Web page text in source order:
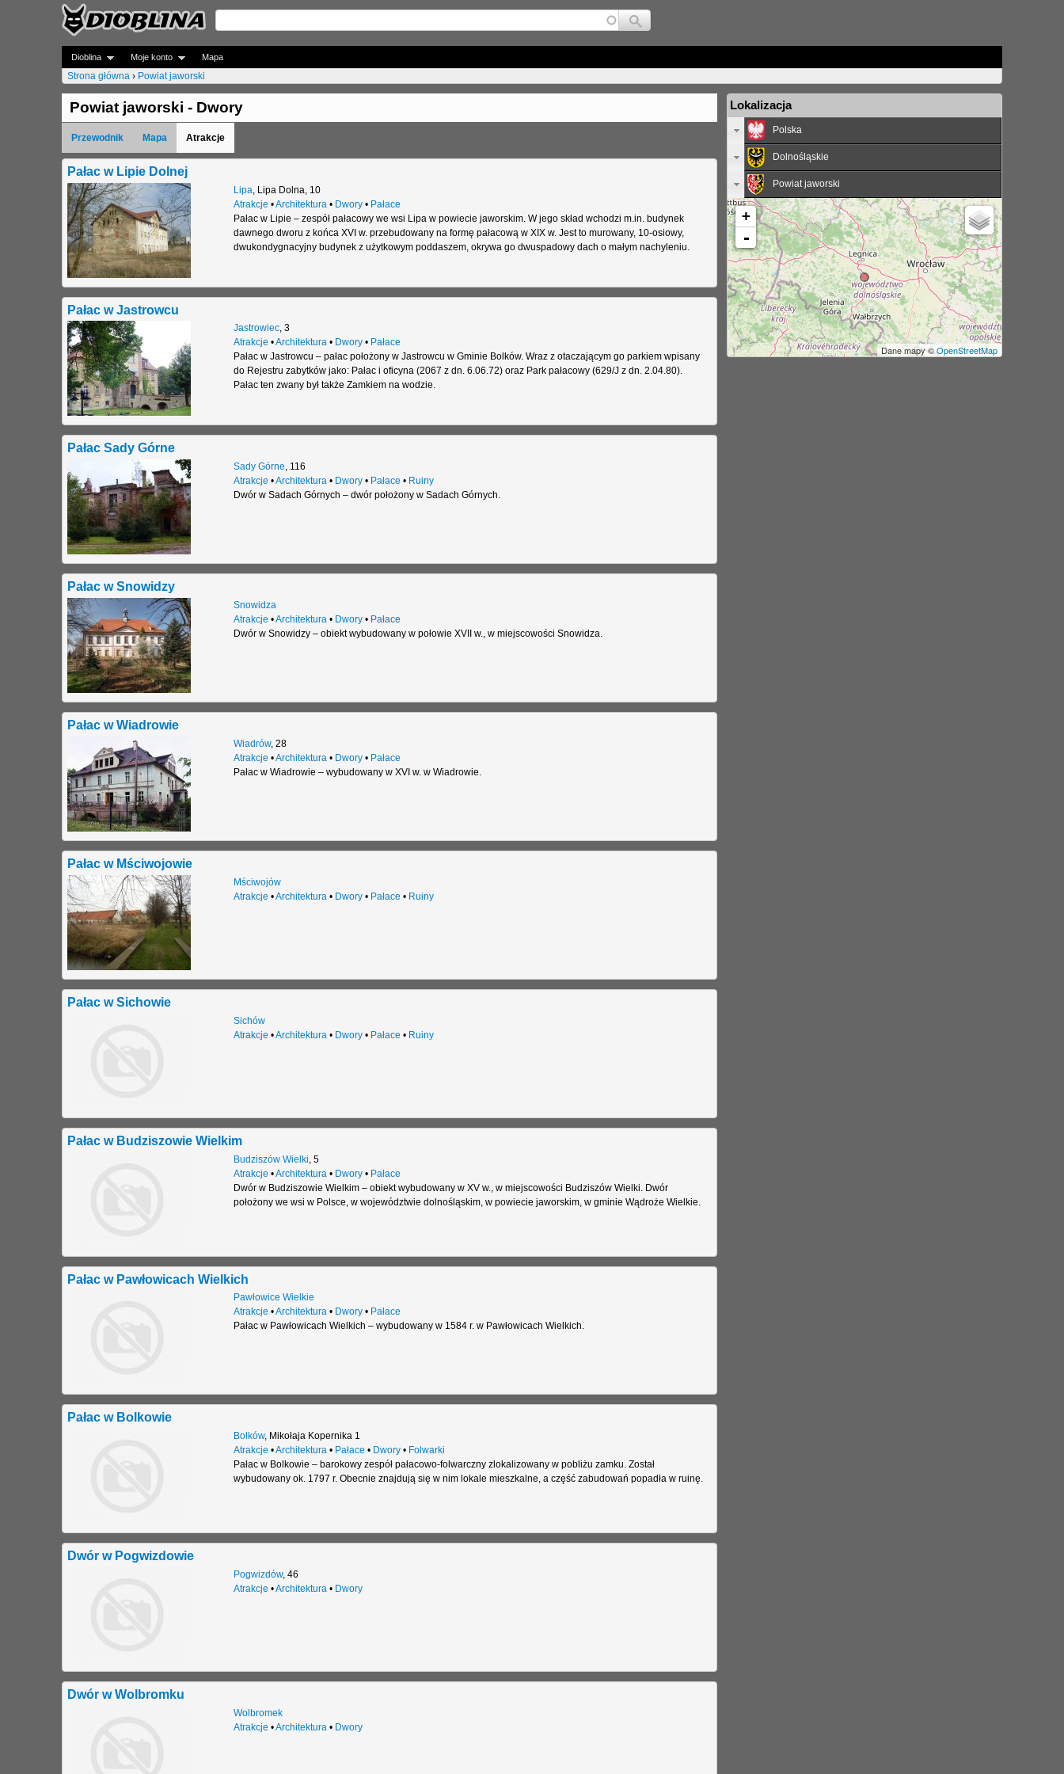
Jump to navigation
Dioblina Moje konto Mapa
J
e
s
t
e
ś
t
u
t
a
j
Strona główna › Powiat jaworski
Powiat jaworski - Dwory
Przewodnik Mapa Atrakcje
Pałac w Lipie Dolnej
Lipa Lipa Dolna 10
Atrakcje •Architektura • Dwory• Pałace
Pałac w Lipie – zespół pałacowy we wsi Lipa w powiecie jaworskim. W jego skład wchodzi m.in. budynek
dawnego dworu z końca XVI w. przebudowany na formę pałacową w XIX w. Jest to murowany, 10-osiowy,
dwukondygnacyjny budynek z użytkowym poddaszem, okrywa go dwuspadowy dach o małym nachyleniu.
Pałac w Jastrowcu
Jastrowiec, 3
Atrakcje •Architektura• Dwory• Pałace
Pałac w Jastrowcu – pałac położony w Jastrowcu w Gminie Bolków. Wraz z otaczającym go parkiem wpisany
do Rejestru zabytków jako: Pałac i oficyna (2067 z dn. 6.06.72) oraz Park pałacowy (629/J z dn. 2.04.80).
Pałac ten zwany był także Zamkiem na wodzie.
Pałac Sady Górne
Sady Górne, 116
Atrakcje •Architektura• Dwory• Pałace • Ruiny
Dwór w Sadach Górnych – dwór położony w Sadach Górnych.
Pałac w Snowidzy
Snowidza
Atrakcje •Architektura• Dwory• Pałace
Dwór w Snowidzy – obiekt wybudowany w połowie XVII w., w miejscowości Snowidza.
Pałac w Wiadrowie
Wiadrów, 28
Atrakcje •Architektura• Dwory• Pałace
Pałac w Wiadrowie – wybudowany w XVI w. w Wiadrowie.
Pałac w Mściwojowie
Mściwojów
Atrakcje •Architektura• Dwory• Pałace • Ruiny
Pałac w Sichowie
Sichów
Atrakcje •Architektura • Dwory• Pałace • Ruiny
Pałac w Budziszowie Wielkim
Budziszów Wielki 5
Atrakcje •Architektura • Dwory• Pałace
Dwór w Budziszowie Wielkim – obiekt wybudowany w XV w., w miejscowości Budziszów Wielki. Dwór
położony we wsi w Polsce, w województwie dolnośląskim, w powiecie jaworskim, w gminie Wądroże Wielkie.
Pałac w Pawłowicach Wielkich
Pawłowice Wielkie
Atrakcje •Architektura• Dwory• Pałace
Pałac w Pawłowicach Wielkich – wybudowany w 1584 r. w Pawłowicach Wielkich.
Pałac w Bolkowie
Bolków, Mikołaja Kopernika 1
Atrakcje •Architektura• Pałace • Dwory• Folwarki
Pałac w Bolkowie – barokowy zespół pałacowo-folwarczny zlokalizowany w pobliżu zamku. Został
wybudowany ok. 1797 r. Obecnie znajdują się w nim lokale mieszkalne, a część zabudowań popadła w ruinę.
Dwór w Pogwizdowie
Pogwizdów, 46
Atrakcje •Architektura• Dwory
Dwór w Wolbromku
Wolbromek
Atrakcje •Architektura• Dwory
Lokalizacja
Polska
Dolnośląskie
Powiat jaworski
+
-
Dane mapy ©OpenStreetMap